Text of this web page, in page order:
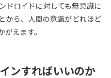
ドロイドに対しても無意識に
から、人間の意識がどれほど
えます。
ンすればいいのか